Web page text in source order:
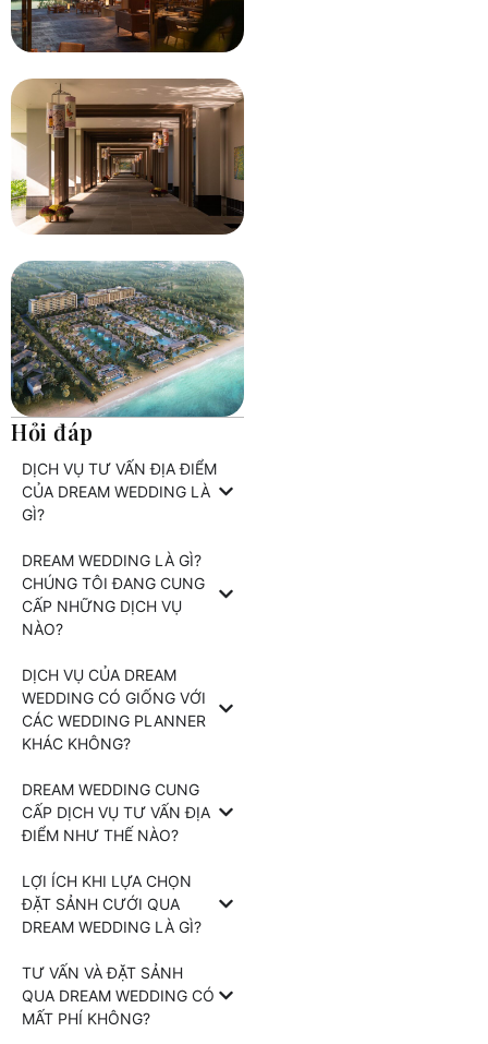
Hỏi đáp
DỊCH VỤ TƯ VẤN ĐỊA ĐIỂM
CỦA DREAM WEDDING LÀ
GÌ?
DREAM WEDDING LÀ GÌ?
CHÚNG TÔI ĐANG CUNG
CẤP NHỮNG DỊCH VỤ
NÀO?
DỊCH VỤ CỦA DREAM
WEDDING CÓ GIỐNG VỚI
CÁC WEDDING PLANNER
KHÁC KHÔNG?
DREAM WEDDING CUNG
CẤP DỊCH VỤ TƯ VẤN ĐỊA
ĐIỂM NHƯ THẾ NÀO?
LỢI ÍCH KHI LỰA CHỌN
ĐẶT SẢNH CƯỚI QUA
DREAM WEDDING LÀ GÌ?
TƯ VẤN VÀ ĐẶT SẢNH
QUA DREAM WEDDING CÓ
MẤT PHÍ KHÔNG?